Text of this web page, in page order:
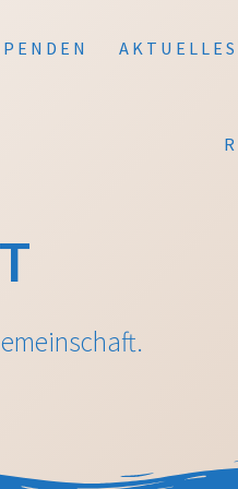
AKTUELLES